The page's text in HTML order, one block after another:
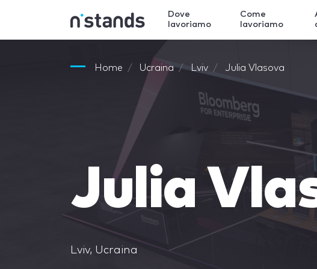
Dove
lavoriamo
Come
lavoriamo
Home Ucraina Lviv Julia Vlasova
Julia
Lviv, Ucraina